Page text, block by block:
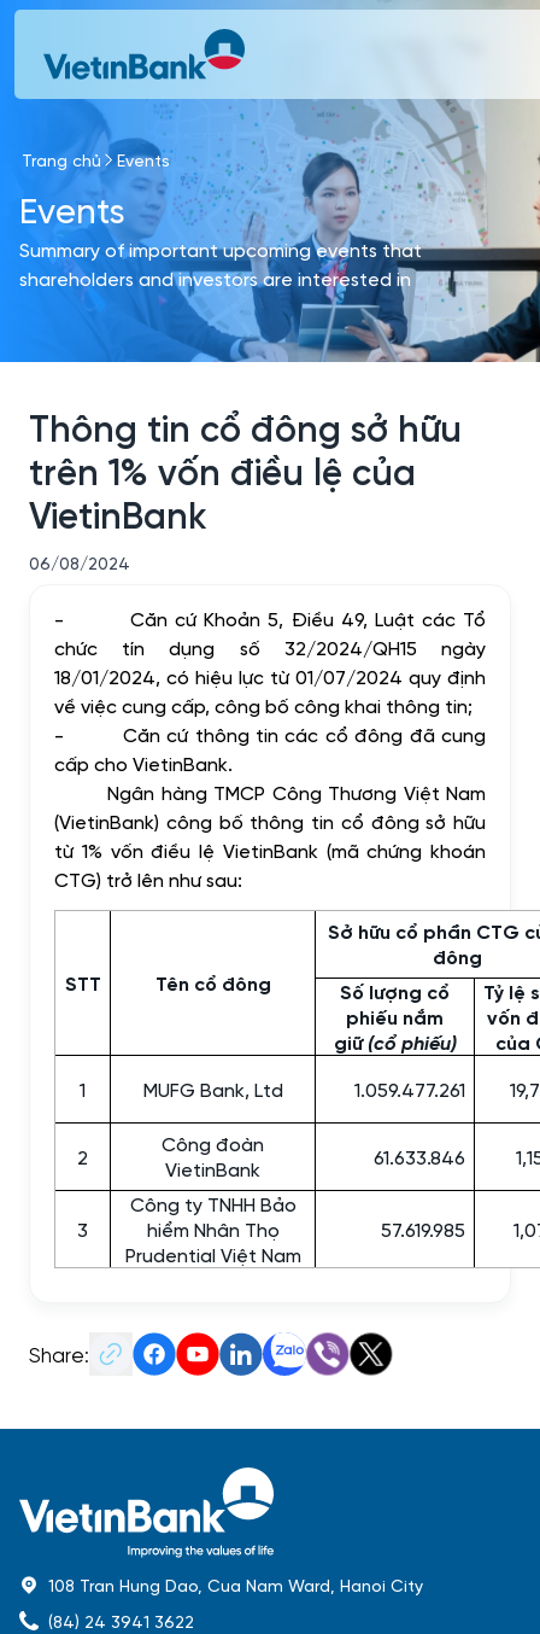
Skip to Main Content
Trang chủ Events
Events
Summary of important upcoming events that
shareholders and investors are interested in
Thông tin cổ đông sở hữu
trên 1% vốn điều lệ của
VietinBank
06/08/2024
-
Căn cứ Khoản 5, Điều 49, Luật các Tổ
chức tín dụng số 32/2024/QH15 ngày
18/01/2024, có hiệu lực từ 01/07/2024 quy định
về việc cung cấp, công bố công khai thông tin;
-
Căn cứ thông tin các cổ đông đã cung
cấp cho VietinBank.
Ngân hàng TMCP Công Thương Việt Nam
(VietinBank) công bố thông tin cổ đông sở hữu
từ 1% vốn điều lệ VietinBank (mã chứng khoán
CTG) trở lên như sau:
STT Tên cổ đông
Sở hữu cổ phần CTG
đông
Số lượng cổ
phiếu nắm
giữ(cổ phiếu)
Tỷ lệ
vốn
của
1
MUFG Bank, Ltd 1.059.477.261
2
Công đoàn
VietinBank
61.633.846
3
Công ty TNHH Bảo
hiểm Nhân Thọ
Prudential Việt Nam
57.619.985
Share:
108 Tran Hung Dao, Cua Nam Ward, Hanoi City
(84) 24 3941 3622